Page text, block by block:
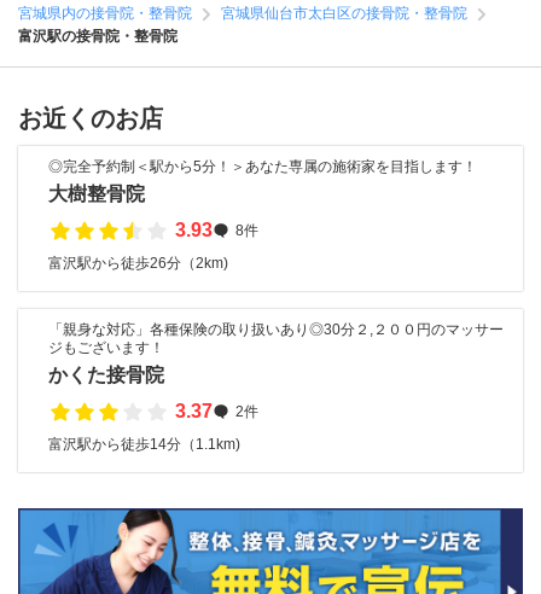
宮城県内の接骨院・整骨院
宮城県仙台市太白区の接骨院・整骨院
富沢駅の接骨院・整骨院
お近くのお店
◎完全予約制＜駅から5分！＞あなた専属の施術家を目指します！
大樹整骨院
3.93
8件
富沢駅から徒歩26分（2km)
「親身な対応」各種保険の取り扱いあり◎30分２,２００円のマッサー
ジもございます！
かくた接骨院
3.37
2件
富沢駅から徒歩14分（1.1km)